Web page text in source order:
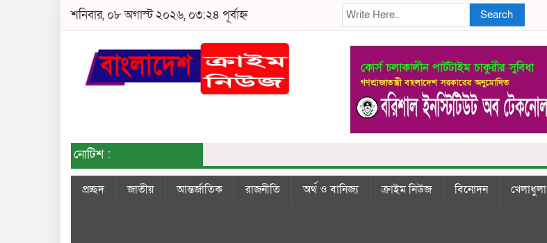
শনিবার, ০৮ অগাস্ট ২০২৬, ০৩:২৪ পূর্বাহ্ন Search
নোটিশ :
প্রচ্ছদ জাতীয় আন্তর্জাতিক রাজনীতি অর্থ ও বানিজ্য ক্রাইম নিউজ বিনোদন খেলাধুলা